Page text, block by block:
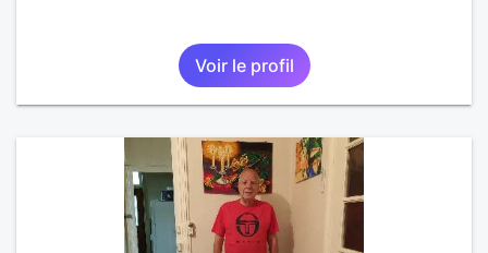
Voir le profil